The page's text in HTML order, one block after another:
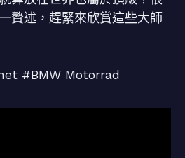
贅述，趕緊來欣賞這些大師
#BMW Motorrad